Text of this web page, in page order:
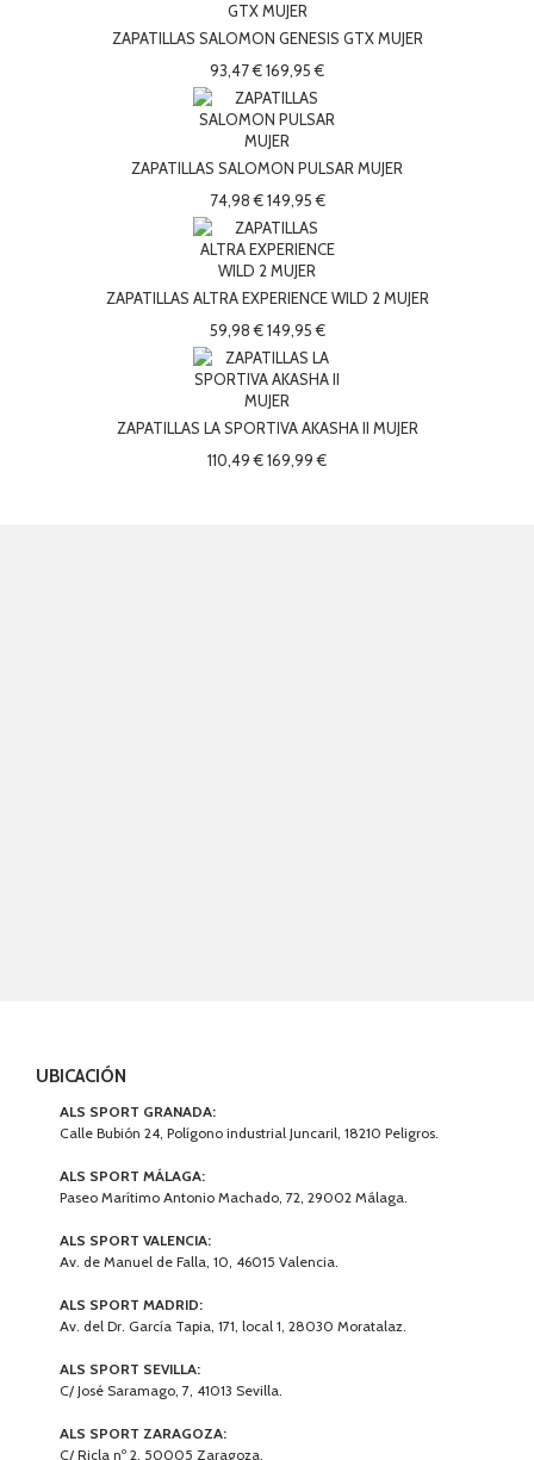
ZAPATILLAS SALOMON GENESIS GTX MUJER
93,47 €169,95 €
ZAPATILLAS SALOMON PULSAR MUJER
74,98 € 149,95 €
ZAPATILLAS ALTRA EXPERIENCE WILD 2 MUJER
59,98 € 149,95 €
ZAPATILLAS LA SPORTIVA AKASHA II MUJER
110,49 €169,99 €
UBICACIÓN
ALS SPORT GRANADA:
Calle Bubión 24, Polígono industrial Juncaril, 18210 Peligros.
ALS SPORT MÁLAGA:
Paseo Marítimo Antonio Machado, 72, 29002 Málaga.
ALS SPORT VALENCIA:
Av. de Manuel de Falla, 10, 46015 Valencia.
ALS SPORT MADRID:
Av. del Dr. García Tapia, 171, local 1, 28030 Moratalaz.
ALS SPORT SEVILLA:
C/ José Saramago, 7, 41013 Sevilla.
ALS SPORT ZARAGOZA:
C/ Ricla nº 2, 50005 Zaragoza.